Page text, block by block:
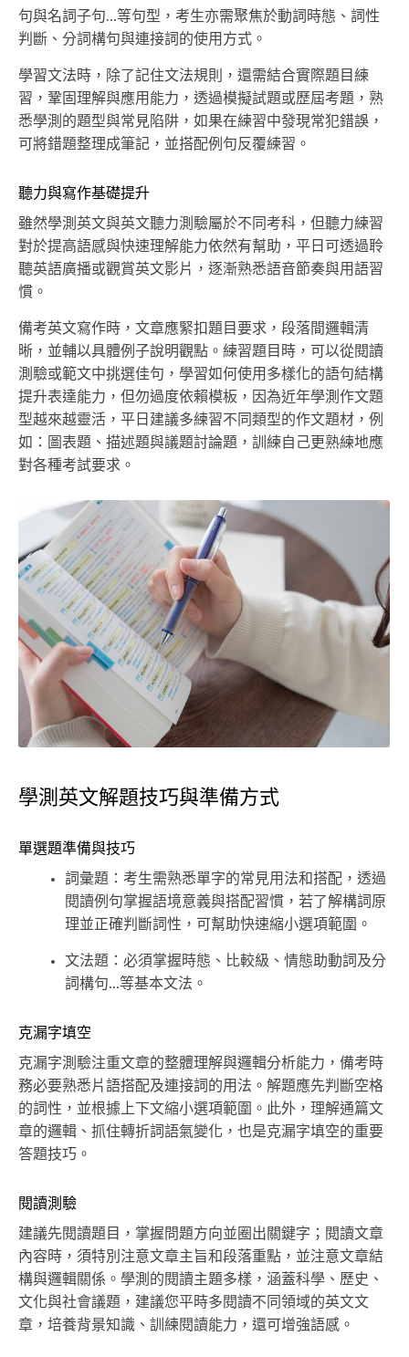
句與名詞子句...等句型，考生亦需聚焦於動詞時態、詞性
判斷、分詞構句與連接詞的使用方式。
學習文法時，除了記住文法規則，還需結合實際題目練
習，鞏固理解與應用能力，透過模擬試題或歷屆考題，熟
悉學測的題型與常見陷阱，如果在練習中發現常犯錯誤，
可將錯題整理成筆記，並搭配例句反覆練習。
聽力與寫作基礎提升
雖然學測英文與英文聽力測驗屬於不同考科，但聽力練習
對於提高語感與快速理解能力依然有幫助，平日可透過聆
聽英語廣播或觀賞英文影片，逐漸熟悉語音節奏與用語習
慣。
備考英文寫作時，文章應緊扣題目要求，段落間邏輯清
晰，並輔以具體例子說明觀點。練習題目時，可以從閱讀
測驗或範文中挑選佳句，學習如何使用多樣化的語句結構
提升表達能力，但勿過度依賴模板，因為近年學測作文題
型越來越靈活，平日建議多練習不同類型的作文題材，例
如：圖表題、描述題與議題討論題，訓練自己更熟練地應
對各種考試要求。
學測英文解題技巧與準備方式
單選題準備與技巧
詞彙題：考生需熟悉單字的常見用法和搭配，透過
閱讀例句掌握語境意義與搭配習慣，若了解構詞原
理並正確判斷詞性，可幫助快速縮小選項範圍。
文法題：必須掌握時態、比較級、情態助動詞及分
詞構句...等基本文法。
克漏字填空
克漏字測驗注重文章的整體理解與邏輯分析能力，備考時
務必要熟悉片語搭配及連接詞的用法。解題應先判斷空格
的詞性，並根據上下文縮小選項範圍。此外，理解通篇文
章的邏輯、抓住轉折詞語氣變化，也是克漏字填空的重要
答題技巧。
閱讀測驗
建議先閱讀題目，掌握問題方向並圈出關鍵字；閱讀文章
內容時，須特別注意文章主旨和段落重點，並注意文章結
構與邏輯關係。學測的閱讀主題多樣，涵蓋科學、歷史、
文化與社會議題，建議您平時多閱讀不同領域的英文文
章，培養背景知識、訓練閱讀能力，還可增強語感。